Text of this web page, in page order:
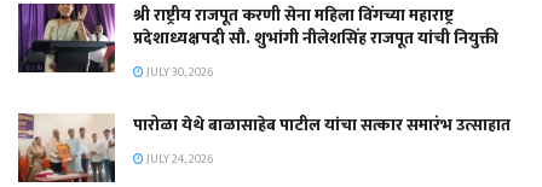
श्री राष्ट्रीय राजपूत करणी सेना महिला विंगच्या महाराष्ट्र
प्रदेशाध्यक्षपदी सौ. शुभांगी नीलेशसिंह राजपूत यांची नियुक्ती
JULY 30, 2026
पारोळा येथे बाळासाहेब पाटील यांचा सत्कार समारंभ उत्साहात
JULY 24, 2026